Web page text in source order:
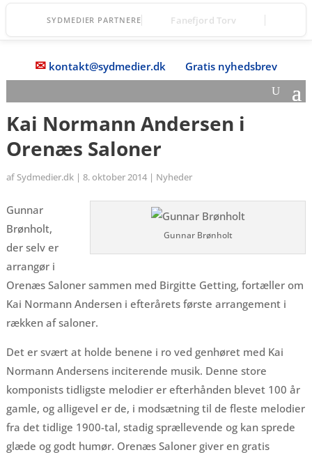
SYDMEDIER PARTNERE Vordingborg Fri Fagskole
✉ kontakt@sydmedier.dk Gratis nyhedsbrev
Kai Normann Andersen i
Orenæs Saloner
af Sydmedier.dk| 8. oktober 2014| Nyheder
Gunnar Brønholt
Gunnar
Brønholt,
der selv er
arrangør i
Orenæs Saloner sammen med Birgitte Getting, fortæller om
Kai Normann Andersen i efterårets første arrangement i
rækken af saloner.
Det er svært at holde benene i ro ved genhøret med Kai
Normann Andersens inciterende musik. Denne store
komponists tidligste melodier er efterhånden blevet 100 år
gamle, og alligevel er de, i modsætning til de fleste melodier
fra det tidlige 1900-tal, stadig sprællevende og kan sprede
glæde og godt humør. Orenæs Saloner giver en gratis